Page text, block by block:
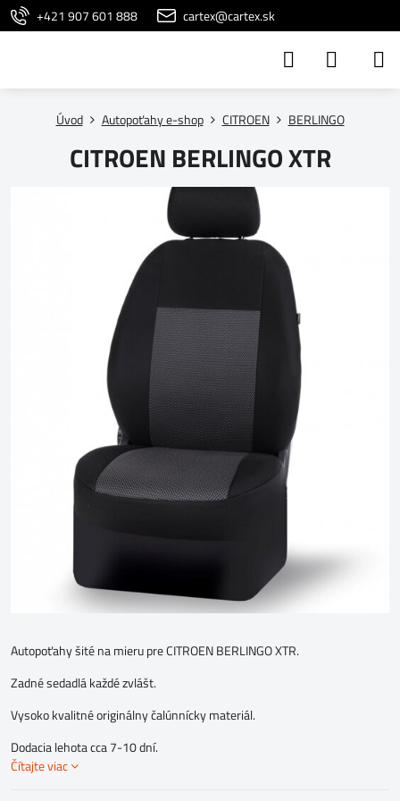
+421 907 601 888 cartex@cartex.sk
Úvod Autopoťahy e-shop CITROEN BERLINGO
CITROEN BERLINGO XTR
Autopoťahy šité na mieru pre CITROEN BERLINGO XTR.
Zadné sedadlá každé zvlášt.
Vysoko kvalitné originálny čalúnnícky materiál.
Dodacia lehota cca 7-10 dní.
Čítajte viac